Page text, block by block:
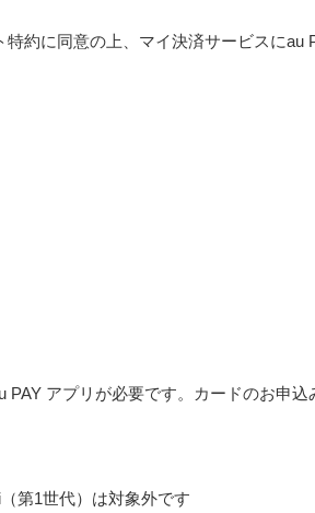
約に同意の上、マイ決済サービスにau
PAY アプリが必要です。カードのお申込
第1世代）は対象外です